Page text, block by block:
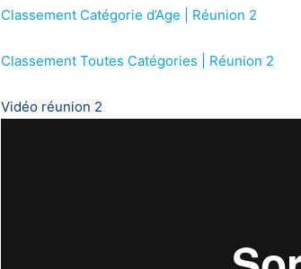
Classement Catégorie d’Age | Réunion 2
Classement Toutes Catégories | Réunion 2
Vidéo réunion 2